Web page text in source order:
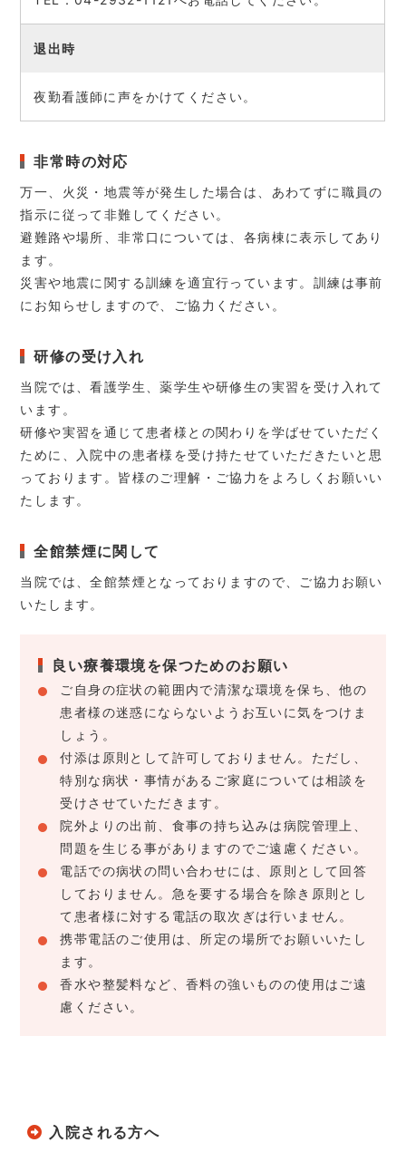
退出時
夜勤看護師に声をかけてください。
非常時の対応
万一、火災・地震等が発生した場合は、あわてずに職員の
指示に従って非難してください。
避難路や場所、非常口については、各病棟に表示してあり
ます。
災害や地震に関する訓練を適宜行っています。訓練は事前
にお知らせしますので、ご協力ください。
研修の受け入れ
当院では、看護学生、薬学生や研修生の実習を受け入れて
います。
研修や実習を通じて患者様との関わりを学ばせていただく
ために、入院中の患者様を受け持たせていただきたいと思
っております。皆様のご理解・ご協力をよろしくお願いい
たします。
全館禁煙に関して
当院では、全館禁煙となっておりますので、ご協力お願い
いたします。
良い療養環境を保つためのお願い
ご自身の症状の範囲内で清潔な環境を保ち、他の
患者様の迷惑にならないようお互いに気をつけま
しょう。
付添は原則として許可しておりません。ただし、
特別な病状・事情があるご家庭については相談を
受けさせていただきます。
院外よりの出前、食事の持ち込みは病院管理上、
問題を生じる事がありますのでご遠慮ください。
電話での病状の問い合わせには、原則として回答
しておりません。急を要する場合を除き原則とし
て患者様に対する電話の取次ぎは行いません。
携帯電話のご使用は、所定の場所でお願いいたし
ます。
香水や整髪料など、香料の強いものの使用はご遠
慮ください。
入院される方へ